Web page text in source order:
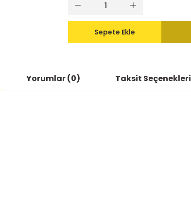
Sepete Ekle
Yorumlar (0) Taksit Seçenekleri